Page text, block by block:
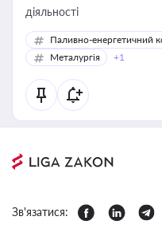
діяльності
Паливно-енергетичний
Металургія
+1
Зв'язатися: